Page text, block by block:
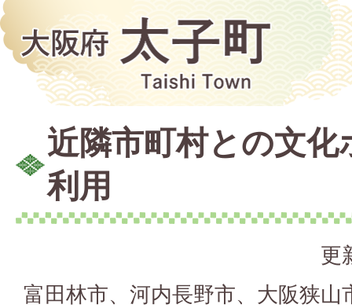
近隣市町村との文化
利用
更
富田林市、河内長野市、大阪狭山